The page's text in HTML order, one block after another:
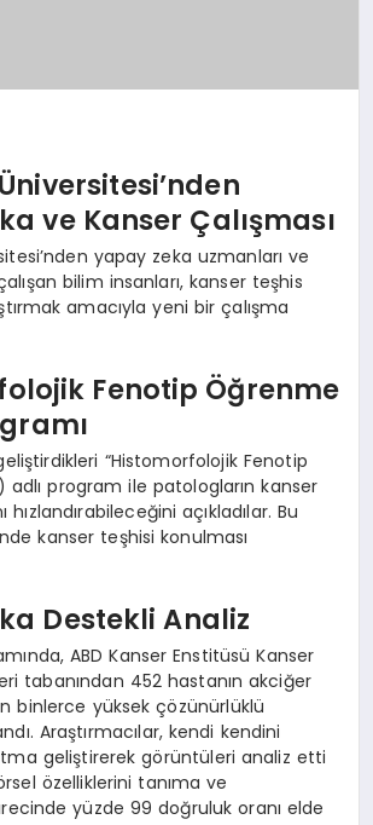
ve Kanser Çalışması
yapay zeka uzmanları ve
bilim insanları, kanser teşhis
amacıyla yeni bir çalışma
Fenotip Öğrenme
“Histomorfolojik Fenotip
adlı program ile patologların kanser
hızlandırabileceğini açıkladılar. Bu
kanser teşhisi konulması
Destekli Analiz
ABD Kanser Enstitüsü Kanser
tabanından 452 hastanın akciğer
binlerce yüksek çözünürlüklü
Araştırmacılar, kendi kendini
geliştirerek görüntüleri analiz etti
özelliklerini tanıma ve
yüzde 99 doğruluk oranı elde